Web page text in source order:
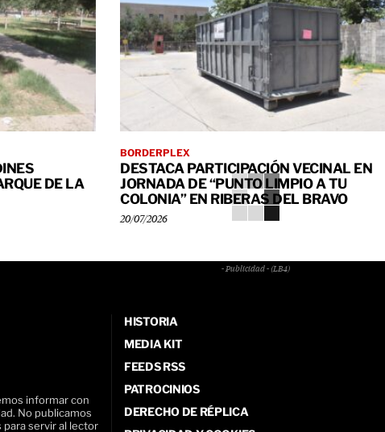
DE LA
BORDERPLEX
DESTACA PARTICIPACIÓN VECINAL EN
JORNADA DE “PUNTO LIMPIO A TU
COLONIA” EN RIBERAS DEL BRAVO
20/07/2026
- Publicidad - (LB4)
informar con
No publicamos
para servir al lector
HISTORIA
MEDIA KIT
FEEDS RSS
PATROCINIOS
DERECHO DE RÉPLICA